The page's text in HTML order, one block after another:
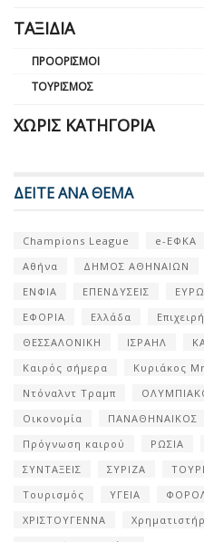
ΤΑΞΊΔΙΑ
ΠΡΟΟΡΙΣΜΟΊ
ΤΟΥΡΙΣΜΌΣ
ΧΩΡΊΣ ΚΑΤΗΓΟΡΊΑ
ΔΕΙΤΕ ΑΝΑ ΘΕΜΑ
Champions League e-ΕΦΚΑ
Αθήνα
ΔΗΜΟΣ ΑΘΗΝΑΙΩΝ
ΕΝΦΙΑ
ΕΠΕΝΔΥΣΕΙΣ
ΕΦΟΡΙΑ
Ελλάδα
ΘΕΣΣΑΛΟΝΙΚΗ
ΙΣΡΑΗΛ
Καιρός σήμερα
Κυριάκος
Ντόναλντ Τραμπ
Οικονομία
ΠΑΝΑΘΗΝΑΙΚΟΣ
Πρόγνωση καιρού
ΡΩΣΙΑ
ΣΥΝΤΑΞΕΙΣ
ΣΥΡΙΖΑ
Τουρισμός
ΥΓΕΙΑ
ΧΡΙΣΤΟΥΓΕΝΝΑ